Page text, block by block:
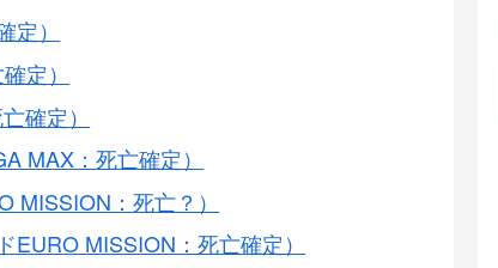
）
定）
確定）
MAX：死亡確定）
MISSION：死亡？）
MISSION：死亡確定）